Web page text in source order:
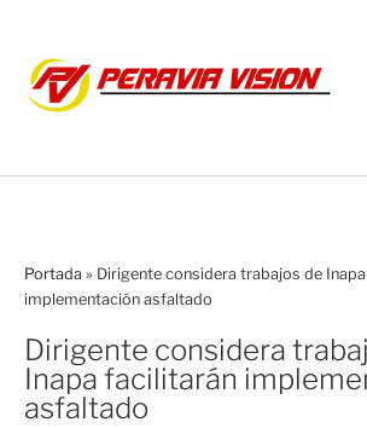
Portada » Dirigente considera trabajos de
implementación asfaltado
Dirigente considera
Inapa facilitarán
asfaltado